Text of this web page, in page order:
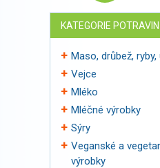
KATEGORIE POTRAVIN
Maso, drůbež, ryby,
Vejce
Mléko
Mléčné výrobky
Sýry
Veganské a
výrobky